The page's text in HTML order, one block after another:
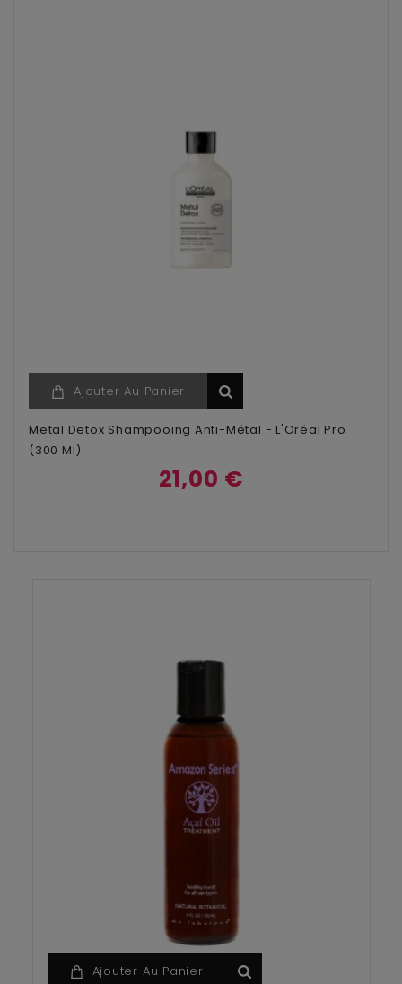
Ajouter Au Panier
Metal Detox Shampooing Anti-Métal - L'Oréal Pro
(300 Ml)
21,00 €
Ajouter Au Panier